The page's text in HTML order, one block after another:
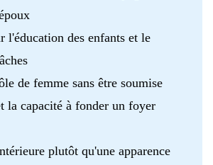
l'éducation des enfants et le
de femme sans être soumise
la capacité à fonder un foyer
plutôt qu'une apparence